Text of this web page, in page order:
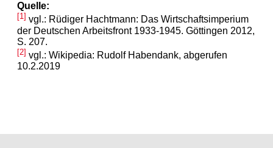
Quelle:
[1] vgl.: Rüdiger Hachtmann: Das Wirtschaftsimperium
der Deutschen Arbeitsfront 1933-1945. Göttingen 2012,
S. 207.
[2] vgl.: Wikipedia: Rudolf Habendank, abgerufen
10.2.2019